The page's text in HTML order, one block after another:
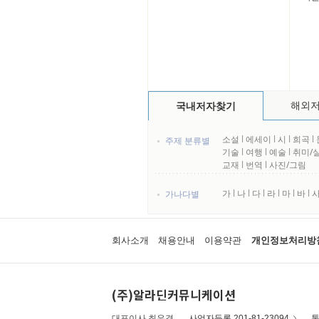
국내저자찾기 해외
주제 분류별 소설 l 에세이 l 시 l 희곡 l
기술 l 여행 l 예술 l 취미/
교재 l 번역 l 사진/그림
가나다별 가 l 나 l 다 l 라 l 마 l 바 l
회사소개 채용안내 이용약관 개인정보처리방
(주)알라딘커뮤니케이션